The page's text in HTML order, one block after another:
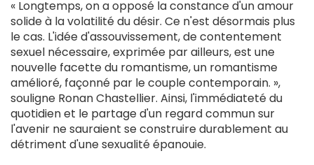
« Longtemps, on a opposé la constance d'un amour
solide à la volatilité du désir. Ce n'est désormais plus
le cas. L'idée d'assouvissement, de contentement
sexuel nécessaire, exprimée par ailleurs, est une
nouvelle facette du romantisme, un romantisme
amélioré, façonné par le couple contemporain. »,
souligne Ronan Chastellier. Ainsi, l'immédiateté du
quotidien et le partage d'un regard commun sur
l'avenir ne sauraient se construire durablement au
détriment d'une sexualité épanouie.